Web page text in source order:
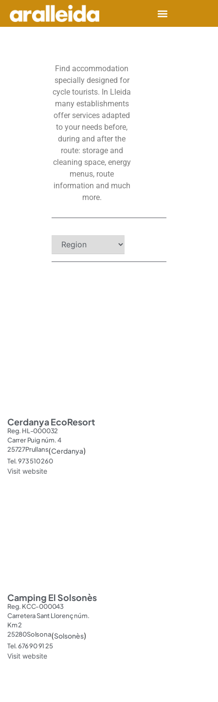
Find accommodation
specially designed for
cycle tourists. In Lleida
many establishments
offer services adapted
to your needs before,
during and after the
route: storage and
cleaning space, energy
menus, route
information and much
more.
Cerdanya EcoResort
Reg. HL-000032
Carrer Puig núm. 4
25727Prullans(Cerdanya)
Tel. 973 510 260
Visit website
Camping El Solsonès
Reg. KCC-000043
Carretera Sant Llorenç núm.
Km 2
25280Solsona(Solsonès)
Tel. 676 90 91 25
Visit website